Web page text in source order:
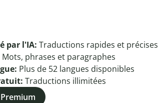
par l'IA: Traductions rapides et précises
Mots, phrases et paragraphes
Plus de 52 langues disponibles
Traductions illimitées